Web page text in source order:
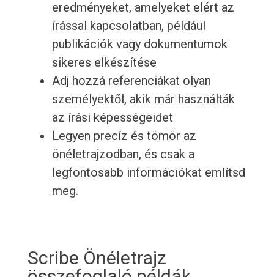
eredményeket, amelyeket elért az
írással kapcsolatban, például
publikációk vagy dokumentumok
sikeres elkészítése
Adj hozzá referenciákat olyan
személyektől, akik már használták
az írási képességeidet
Legyen precíz és tömör az
önéletrajzodban, és csak a
legfontosabb információkat említsd
meg.
Scribe Önéletrajz